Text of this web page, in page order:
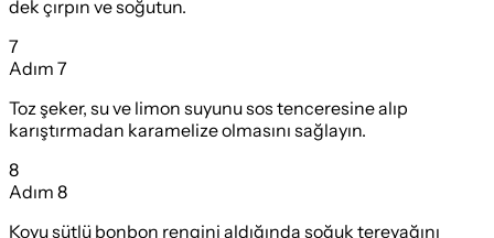
dek çırpın ve soğutun.
7
Adım 7
Toz şeker, su ve limon suyunu sos tenceresine alıp
karıştırmadan karamelize olmasını sağlayın.
8
Adım 8
Koyu sütlü bonbon rengini aldığında soğuk tereyağını